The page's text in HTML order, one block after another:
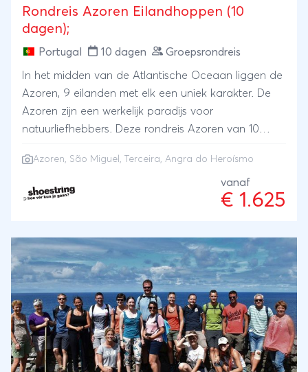
Rondreis Azoren Eilandhoppen (10
dagen);
Portugal 10 dagen Groepsrondreis
In het midden van de Atlantische Oceaan liggen de
Azoren, 9 eilanden met elk een uniek karakter. De
Azoren zijn een werkelijk paradijs voor
natuurliefhebbers. Deze rondreis Azoren van 10
Terceira. São Miguel is het grootse eiland van de
Azoren en staat ook wel bekend als het groene
eiland. Terceira was het derde eiland van de Azoren
bijzonder maakt is de hoofdstad Angra do
Heroísmo met zijn historische centrum. Ga als single
of solo reiziger mee op reis met Shoestring!
Azoren, São Miguel, Terceira, Angra do Heroísmo
vanaf
€ 1.625